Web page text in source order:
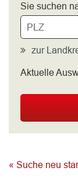
Sie suchen
zur
bitte wählen
Aktuelle
« Suche neu